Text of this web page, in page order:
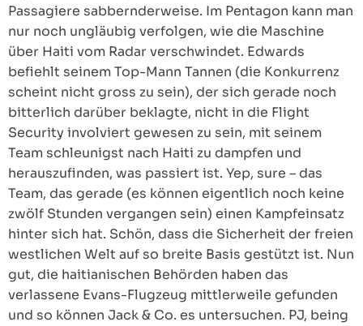
Passagiere sabbernderweise. Im Pentagon kann man
nur noch ungläubig verfolgen, wie die Maschine
über Haiti vom Radar verschwindet. Edwards
befiehlt seinem Top-Mann Tannen (die Konkurrenz
scheint nicht gross zu sein), der sich gerade noch
bitterlich darüber beklagte, nicht in die Flight
Security involviert gewesen zu sein, mit seinem
Team schleunigst nach Haiti zu dampfen und
herauszufinden, was passiert ist. Yep, sure – das
Team, das gerade (es können eigentlich noch keine
zwölf Stunden vergangen sein) einen Kampfeinsatz
hinter sich hat. Schön, dass die Sicherheit der freien
westlichen Welt auf so breite Basis gestützt ist. Nun
gut, die haitianischen Behörden haben das
verlassene Evans-Flugzeug mittlerweile gefunden
und so können Jack & Co. es untersuchen. PJ, being